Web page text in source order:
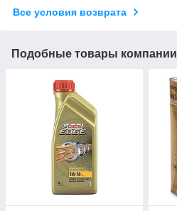
Все условия возврата
Подобные товары компании